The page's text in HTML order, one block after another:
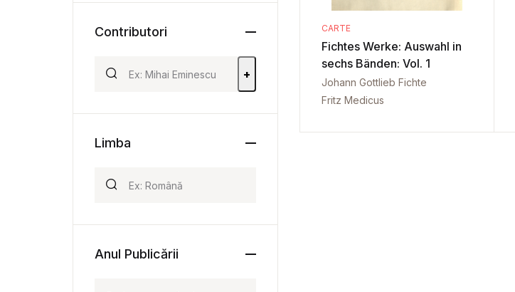
CARTE
Fichtes Werke: Auswahl in
sechs Bänden: Vol. 1
Johann Gottlieb Fichte
Fritz Medicus
Contributori
+
Limba
Anul Publicării